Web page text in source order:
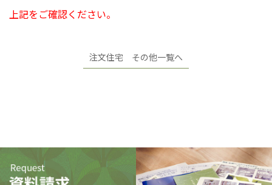
上記をご確認ください。
注文住宅 その他一覧へ